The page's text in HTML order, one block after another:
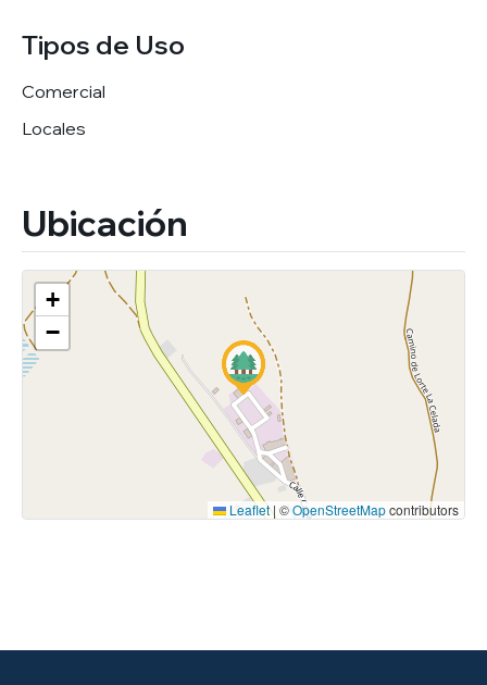
Tipos de Uso
Comercial
Locales
Ubicación
+
−
Leaflet| ©OpenStreetMapcontributors